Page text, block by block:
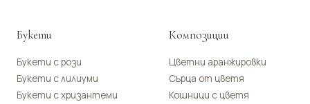
Букети
Букети с рози
Букети с лилиуми
Букети с хризантеми
Композиции
Цветни аранжировки
Сърца от цветя
Кошници с цветя